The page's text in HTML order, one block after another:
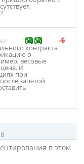
-6
контракта
о
весовые
И
при
запятой
в этом